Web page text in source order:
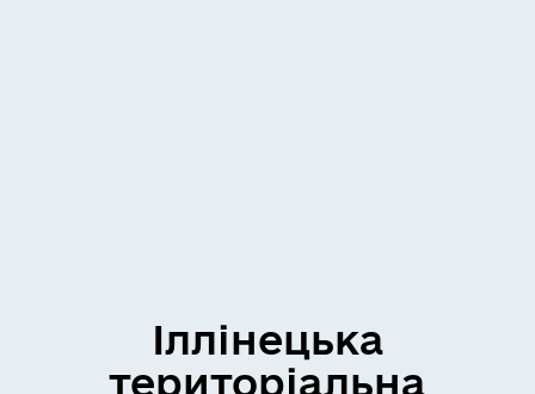
Іллінецька
територіальна